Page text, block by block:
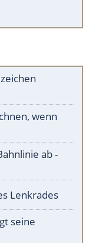
wenn
ab -
Lenkrades
seine